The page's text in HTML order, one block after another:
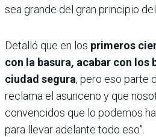
sea grande del gran principio
Detalló que en los primeros
con la basura, acabar con los
ciudad segura, pero eso parte
reclama el asunceno y que
convencidos que lo podemos
para llevar adelante todo eso”.